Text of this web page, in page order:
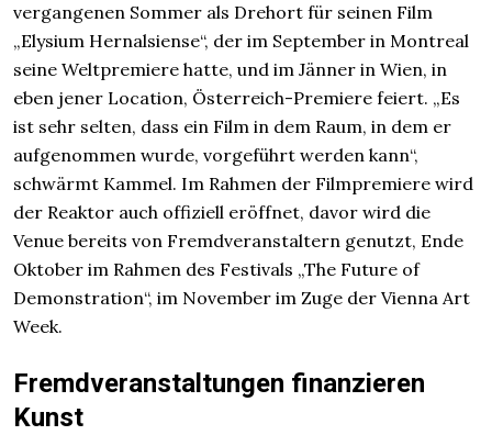
vergangenen Sommer als Drehort für seinen Film
„Elysium Hernalsiense“, der im September in Montreal
seine Weltpremiere hatte, und im Jänner in Wien, in
eben jener Location, Österreich-Premiere feiert. „Es
ist sehr selten, dass ein Film in dem Raum, in dem er
aufgenommen wurde, vorgeführt werden kann“,
schwärmt Kammel. Im Rahmen der Filmpremiere wird
der Reaktor auch offiziell eröffnet, davor wird die
Venue bereits von Fremdveranstaltern genutzt, Ende
Oktober im Rahmen des Festivals „The Future of
Demonstration“, im November im Zuge der Vienna Art
Week.
Fremdveranstaltungen finanzieren
Kunst